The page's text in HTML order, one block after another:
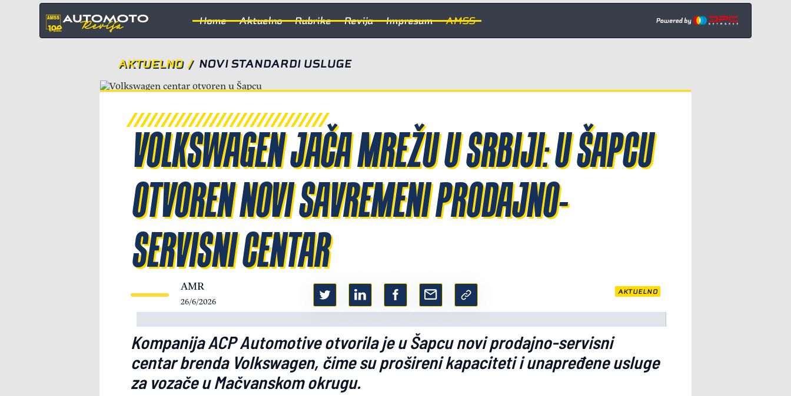
Home Aktuelno Rubrike Revija Impresum AMSS
AKTUELNO / NOVI STANDARDI USLUGE
VOLKSWAGEN JAČA MREŽU U SRBIJI: U ŠAPCU
OTVOREN NOVI SAVREMENI PRODAJNO-
SERVISNI CENTAR
AMR
26/6/2026
AKTUELNO
Kompanija ACP Automotive otvorila je u Šapcu novi prodajno-servisni
centar brenda Volkswagen, čime su prošireni kapaciteti i unapređene usluge
za vozače u Mačvanskom okrugu.